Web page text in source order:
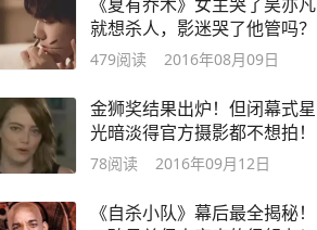
就想杀人，影迷哭了他管吗？
479阅读 2016年08月09日
金狮奖结果出炉！但闭幕式星
光暗淡得官方摄影都不想拍！
78阅读 2016年09月12日
《自杀小队》幕后最全揭秘！